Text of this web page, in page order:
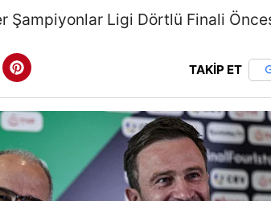
Şampiyonlar Ligi Dörtlü Finali
TAKİP ET